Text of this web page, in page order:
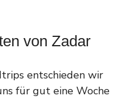
von Zadar
entschieden wir
für gut eine Woche